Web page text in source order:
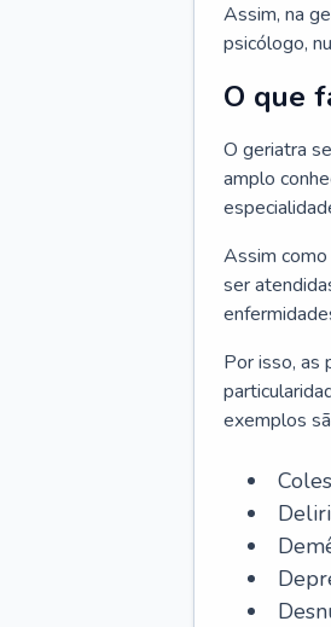
Assim, na
psicólogo,
O que
O geriatra
amplo
Assim
ser
Por isso, as
exemplos